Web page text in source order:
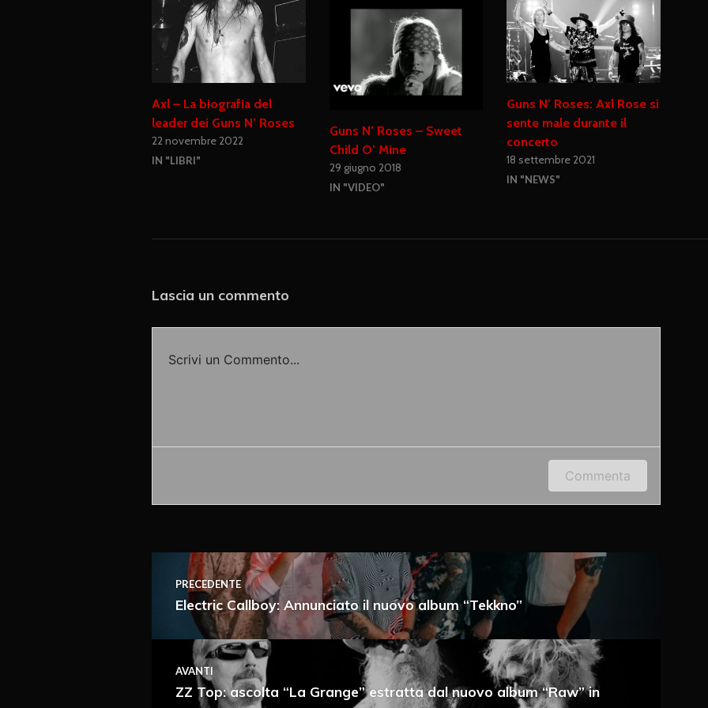
Axl – La biografia del
leader dei Guns N’ Roses
22 novembre 2022
IN "LIBRI"
Guns N’ Roses – Sweet
Child O’ Mine
29 giugno 2018
IN "VIDEO"
Guns N’ Roses: Axl Rose si
sente male durante il
concerto
18 settembre 2021
IN "NEWS"
Lascia un commento
Scrivi un Commento...
Accedi o fornisci il tuo nome o indirizzo e-mail per lasciare un commento.
Ricevi i nuovi articoli via e-mail
Immediata
Commenta
PRECEDENTE
Electric Callboy: Annunciato il nuovo album “Tekkno”
AVANTI
ZZ Top: ascolta “La Grange” estratta dal nuovo album “Raw” in